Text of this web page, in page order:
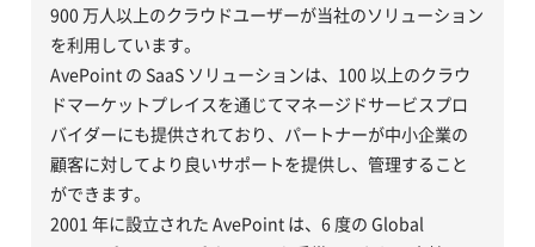
900 万人以上のクラウドユーザーが当社のソリューション
を利用しています。
AvePoint の SaaS ソリューションは、100 以上のクラウ
ドマーケットプレイスを通じてマネージドサービスプロ
バイダーにも提供されており、パートナーが中小企業の
顧客に対してより良いサポートを提供し、管理すること
ができます。
2001 年に設立された AvePoint は、6 度の Global